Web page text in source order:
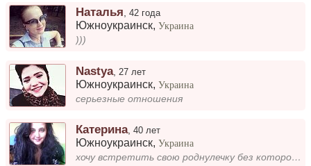
Наталья,42 года
Южноукраинск,Украина
)))
Nastya, 27 лет
Южноукраинск,Украина
серьезные отношения
Катерина,40 лет
Южноукраинск,Украина
хочу встретить свою роднулечку без которой трудно будет дышать.